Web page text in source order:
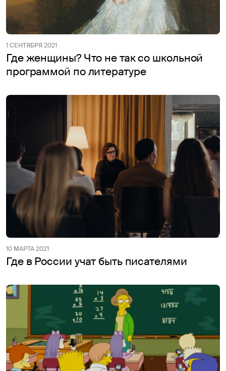
1 СЕНТЯБРЯ 2021
Где женщины? Что не так со школьной
программой по литературе
10 МАРТА 2021
Где в России учат быть писателями